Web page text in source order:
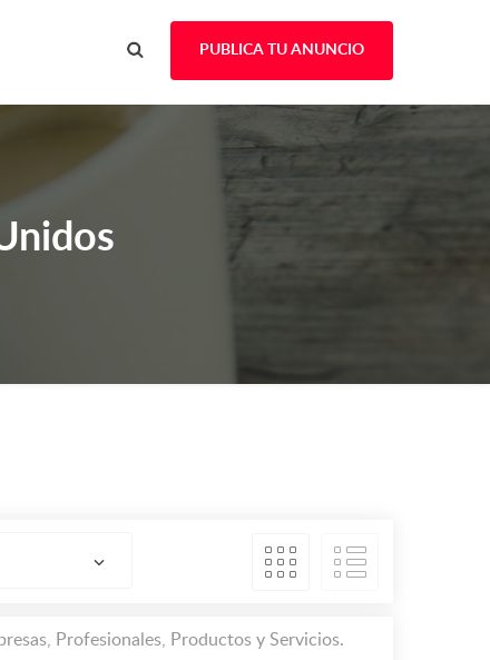
PUBLICA TU ANUNCIO
Profesionales, Productos y Servicios.